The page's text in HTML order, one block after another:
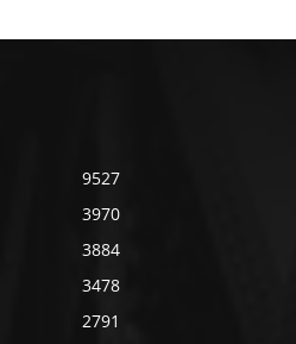
9527
3970
3884
3478
2791